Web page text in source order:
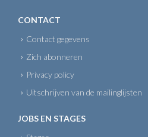
CONTACT
Contact gegevens
Zich abonneren
Privacy policy
Uitschrijven van de mailinglijsten
JOBS EN STAGES